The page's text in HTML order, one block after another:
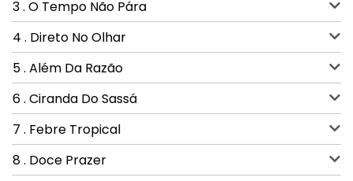
3 . O Tempo Não Pára
4 . Direto No Olhar
5 . Além Da Razão
6 . Ciranda Do Sassá
7 . Febre Tropical
8 . Doce Prazer